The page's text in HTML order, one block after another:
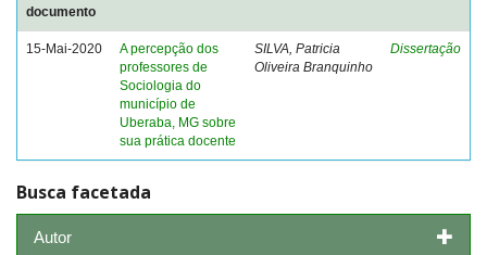
documento
15-Mai-2020
A percepção dos
professores de
Sociologia do
município de
Uberaba, MG sobre
sua prática docente
SILVA, Patricia
Oliveira Branquinho
Dissertação
Busca facetada
Autor